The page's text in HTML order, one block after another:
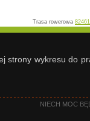
Trasa rowerowa
strony wykresu do
NIECH MOC